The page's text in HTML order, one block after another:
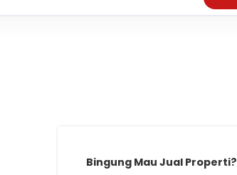
Bingung Mau Jual Properti?